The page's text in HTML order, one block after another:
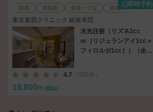
銀座 東銀座 銀座一丁目 新橋
即時予約
東京素肌クリニック 銀座本院
水光注射（リズネ2cc
or［リジュランアイ1cc＋
フィロルガ1cc］）（全
4.7 （355件）
19,800 円 (税込)